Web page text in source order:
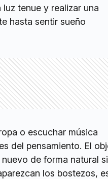
tenue y realizar una
hasta sentir sueño
o escuchar música
del pensamiento. El
de forma natural
los bostezos,